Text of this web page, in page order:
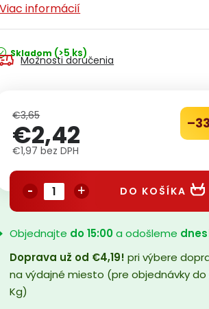
Viac informácií
Skladom (>5 ks)
Možnosti doručenia
€3,65
€2,42
€1,97 bez DPH
DO KOŠÍKA
Objednajte do 15:00a odošleme
Doprava už od €4,19! pri výbere
na výdajné miesto (pre objednávky do
Kg)